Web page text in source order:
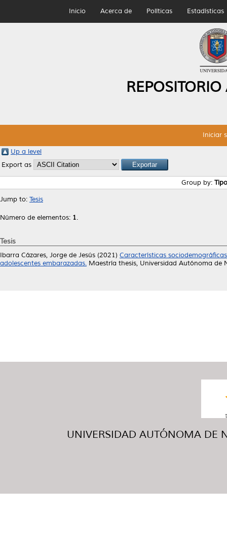
Inicio Acerca de Políticas Estadísticas
Iniciar
Up a level
Export as
Group by:
Jump to: Tesis
Número de elementos: 1.
Tesis
Ibarra Cázares, Jorge de Jesús (2021) Características
adolescentes embarazadas. Maestría thesis, Universidad Autónoma de
UNIVERSIDAD AUTÓNOMA DE